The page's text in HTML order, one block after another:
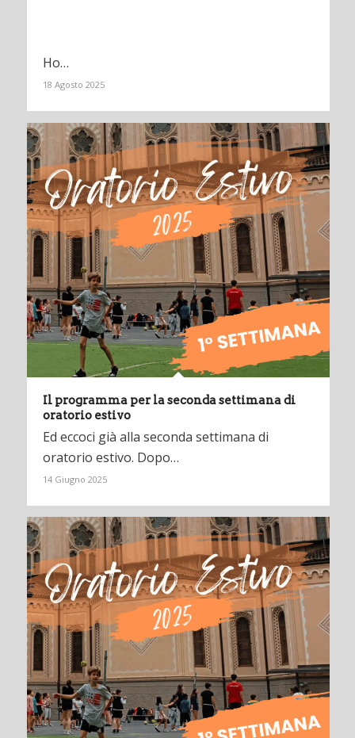
Ho…
18 Agosto 2025
Il programma per la seconda settimana di
oratorio estivo
Ed eccoci già alla seconda settimana di
oratorio estivo. Dopo…
14 Giugno 2025